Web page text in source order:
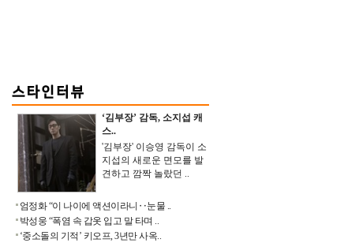
‘김부장’ 감독, 소지섭 캐
스..
'김부장' 이승영 감독이 소
지섭의 새로운 면모를 발
견하고 깜짝 놀랐던 ..
엄정화 “이 나이에 액션이라니‥눈물 ..
박성웅 “폭염 속 갑옷 입고 말 타며 ..
‘중소돌의 기적’ 키오프, 3년만 사옥..